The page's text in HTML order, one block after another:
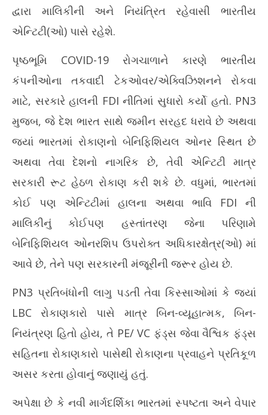
દ્વારા માલિકીની અને નિયંત્રિત રહેવાસી ભારતીય
એન્ટિટી(ઓ) પાસે રહેશે.
પૃષ્ઠભૂમિ COVID-19 રોગચાળાને કારણે ભારતીય
કંપનીઓના તકવાદી ટેકઓવર/એક્વિઝિશનને રોકવા
માટે, સરકારે હાલની FDI નીતિમાં સુધારો કર્યો હતો. PN3
મુજબ, જે દેશ ભારત સાથે જમીન સરહદ ધરાવે છે અથવા
જ્યાં ભારતમાં રોકાણનો બેનિફિશિયલ ઓનર સ્થિત છે
અથવા તેવા દેશનો નાગરિક છે, તેવી એન્ટિટી માત્ર
સરકારી રૂટ હેઠળ રોકાણ કરી શકે છે. વધુમાં, ભારતમાં
કોઈ પણ એન્ટિટીમાં હાલના અથવા ભાવિ FDI ની
માલિકીનું કોઈપણ હસ્તાંતરણ જેના પરિણામે
બેનિફિશિયલ ઓનરશિપ ઉપરોક્ત અધિકારક્ષેત્ર(ઓ) માં
આવે છે, તેને પણ સરકારની મંજૂરીની જરૂર હોય છે.
PN3 પ્રતિબંધોની લાગુ પડતી તેવા કિસ્સાઓમાં કે જ્યાં
LBC રોકાણકારો પાસે માત્ર બિન-વ્યૂહાત્મક, બિન-
નિયંત્રણ હિતો હોય, તે PE/ VC ફંડ્સ જેવા વૈશ્વિક ફંડ્સ
સહિતના રોકાણકારો પાસેથી રોકાણના પ્રવાહને પ્રતિકૂળ
અસર કરતા હોવાનું જણાયું હતું.
અપેક્ષા છે કે નવી માર્ગદર્શિકા ભારતમાં સ્પષ્ટતા અને વેપાર